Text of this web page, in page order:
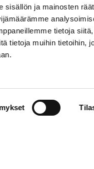
sisällön ja mainosten
tietoja
tietoja muihin tietoihin,